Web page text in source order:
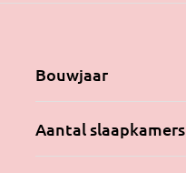
Bouwjaar
Aantal slaapkamers